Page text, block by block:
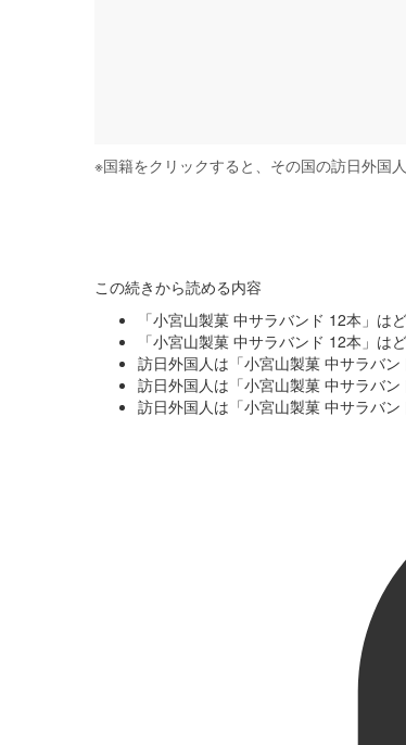
※国籍をクリックすると、その国の訪日外国
この続きから読める内容
「小宮山製菓 中サラバンド 12本」は
「小宮山製菓 中サラバンド 12本」は
訪日外国人は「小宮山製菓 中サラバ
訪日外国人は「小宮山製菓 中サラバ
訪日外国人は「小宮山製菓 中サラバ